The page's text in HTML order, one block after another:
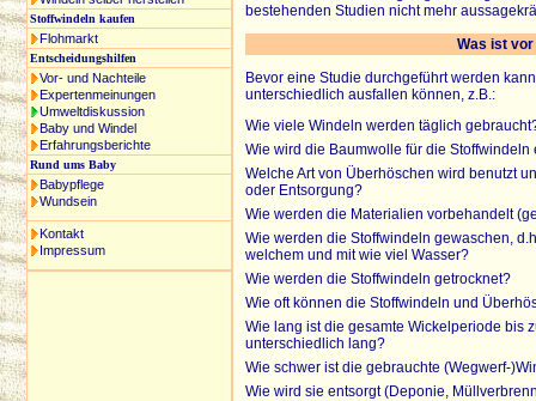
Stoffwindeln kaufen
Flohmarkt
Entscheidungshilfen
Vor- und Nachteile
Expertenmeinungen
Umweltdiskussion
Baby und Windel
Erfahrungsberichte
Rund ums Baby
Babypflege
Wundsein
Kontakt
Impressum
bestehenden Studien nicht mehr
Was ist
Bevor eine Studie durchgeführt werden
unterschiedlich ausfallen können, z.B.:
Wie viele Windeln werden täglich
Wie wird die Baumwolle für die Stoffwindeln
Welche Art von Überhöschen wird benutzt
oder Entsorgung?
Wie werden die Materialien vorbehandelt
Wie werden die Stoffwindeln gewaschen,
welchem und mit wie viel Wasser?
Wie werden die Stoffwindeln getrocknet?
Wie oft können die Stoffwindeln und
Wie lang ist die gesamte Wickelperiode bis
unterschiedlich lang?
Wie schwer ist die gebrauchte (Wegwerf-
Wie wird sie entsorgt (Deponie,